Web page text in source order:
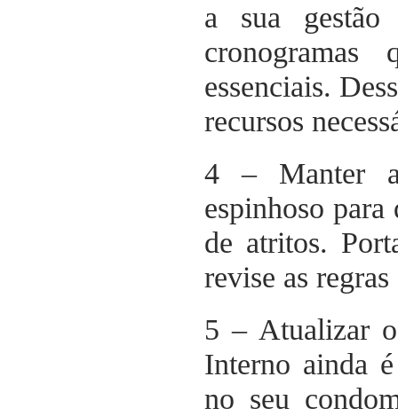
a sua gestão
cronogramas
essenciais.
recursos
4 – Manter a
espinhoso
de atritos.
revise as
5 – Atualizar
Interno ainda
no seu